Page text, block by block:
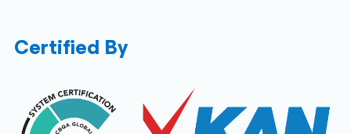
Certified By